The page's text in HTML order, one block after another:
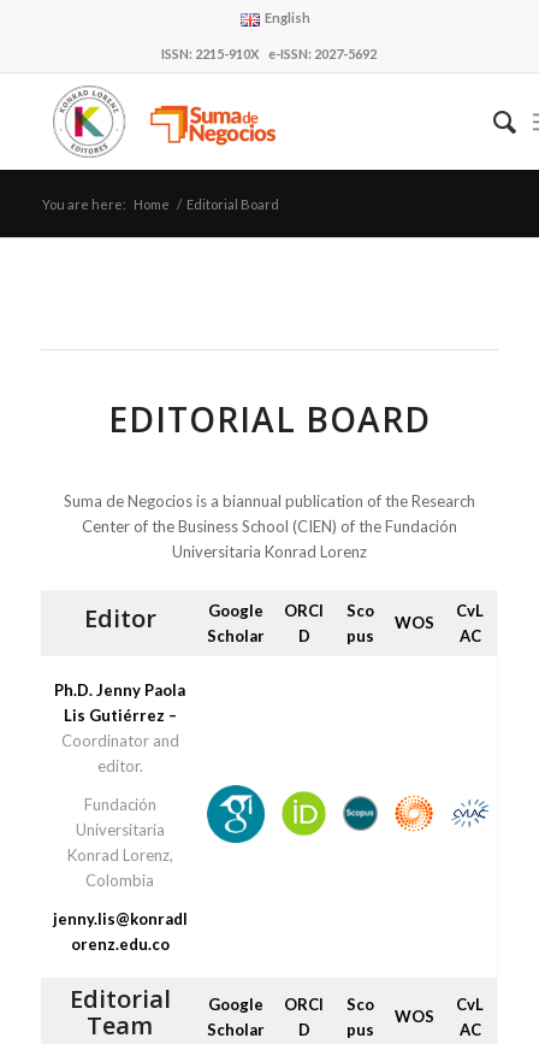
English
ISSN: 2215-910X e-ISSN: 2027-5692
You are here: Home / Editorial Board
EDITORIAL BOARD
Suma de Negocios is a biannual publication of the Research
Center of the Business School (CIEN) of the Fundación
Universitaria Konrad Lorenz
Editor
Google
Scholar
ORCI
D
Sco
pus
WOS
CvL
AC
Ph.D. Jenny Paola
Lis Gutiérrez –
Coordinator and
editor.
Fundación
Universitaria
Konrad Lorenz,
Colombia
jenny.lis@konradl
orenz.edu.co
Editorial
Team
Google
Scholar
ORCI
D
Sco
pus
WOS
CvL
AC